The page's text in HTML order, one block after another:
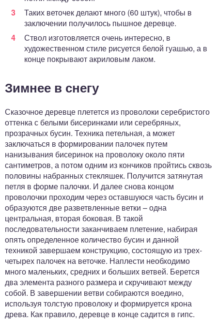
Таких веточек делают много (60 штук), чтобы в
заключении получилось пышное деревце.
Ствол изготовляется очень интересно, в
художественном стиле рисуется белой гуашью, а в
конце покрывают акриловым лаком.
Зимнее в снегу
Сказочное деревце плетется из проволоки серебристого
оттенка с белыми бисеринками или серебряных,
прозрачных бусин. Техника петельная, а может
заключаться в формировании палочек путем
нанизывания бисеринок на проволоку около пяти
сантиметров, а потом одним из кончиков пройтись сквозь
половины набранных стекляшек. Получится затянутая
петля в форме палочки. И далее снова концом
проволочки проходим через оставшуюся часть бусин и
образуются две разветвленные ветки – одна
центральная, вторая боковая. В такой
последовательности заканчиваем плетение, набирая
опять определенное количество бусин и данной
техникой завершаем конструкцию, состоящую из трех-
четырех палочек на веточке. Наплести необходимо
много маленьких, средних и больших ветвей. Берется
два элемента разного размера и скручивают между
собой. В завершении ветви собираются воедино,
используя толстую проволоку и формируется крона
древа. Как правило, деревце в конце садится в гипс.